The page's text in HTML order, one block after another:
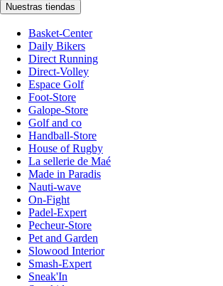
Nuestras tiendas
Basket-Center
Daily Bikers
Direct Running
Direct-Volley
Espace Golf
Foot-Store
Galope-Store
Golf and co
Handball-Store
House of Rugby
La sellerie de Maé
Made in Paradis
Nauti-wave
On-Fight
Padel-Expert
Pecheur-Store
Pet and Garden
Slowood Interior
Smash-Expert
Sneak'In